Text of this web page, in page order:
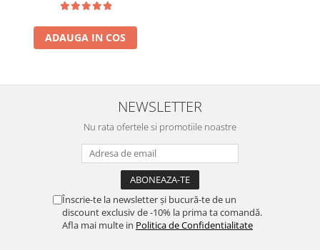
ADAUGA IN COS
NEWSLETTER
Nu rata ofertele si promotiile noastre
Înscrie-te la newsletter și bucură-te de un
discount exclusiv de -10% la prima ta comandă.
Afla mai multe in Politica de Confidentialitate